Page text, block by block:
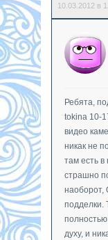
10.03.2012 в
Ребята,
tokina 10-
видео
никак не
там есть в
страшно
наоборот,
подделки.
полностью
духу, и